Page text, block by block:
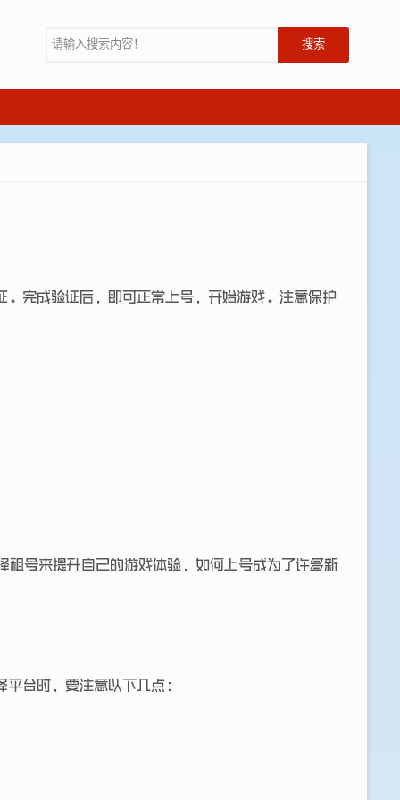
搜索
完成验证后，即可正常上号，开始游戏。注意保护
号来提升自己的游戏体验，如何上号成为了许多新
台时，要注意以下几点：